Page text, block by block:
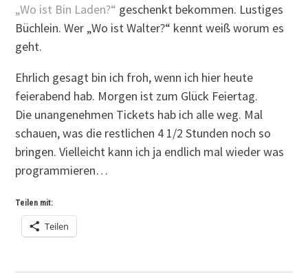
„Wo ist Bin Laden?“ geschenkt bekommen. Lustiges
Büchlein. Wer „Wo ist Walter?“ kennt weiß worum es
geht.
Ehrlich gesagt bin ich froh, wenn ich hier heute
feierabend hab. Morgen ist zum Glück Feiertag.
Die unangenehmen Tickets hab ich alle weg. Mal
schauen, was die restlichen 4 1/2 Stunden noch so
bringen. Vielleicht kann ich ja endlich mal wieder was
programmieren…
Teilen mit:
Teilen